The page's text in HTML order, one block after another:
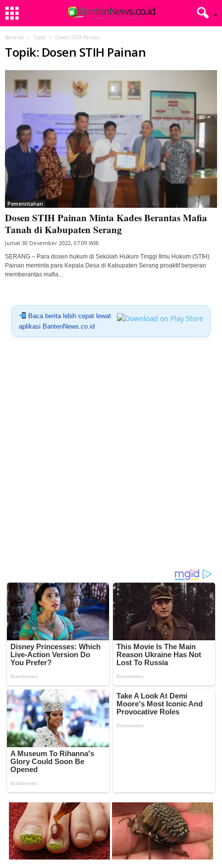
Beranda Topik Dosen STIH Painan
Topik: Dosen STIH Painan
Pemerintahan
Dosen STIH Painan Minta Kades Berantas Mafia
Tanah di Kabupaten Serang
Jumat 30 Desember 2022, 07:09 WIB
SERANG – Para dosen hukum di Sekolah Hukum Tinggi Ilmu Hukum (STIH)
Painan meminta para Kepala Desa di Kabupaten Serang proaktif berperan
memberantas mafia...
Baca berita lebih cepat lewat
aplikasi BantenNews.co.id